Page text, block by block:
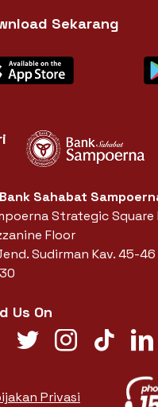
Sekarang
Sahabat
Strategic Square
Floor
Sudirman Kav. 45-
Us On
Privasi